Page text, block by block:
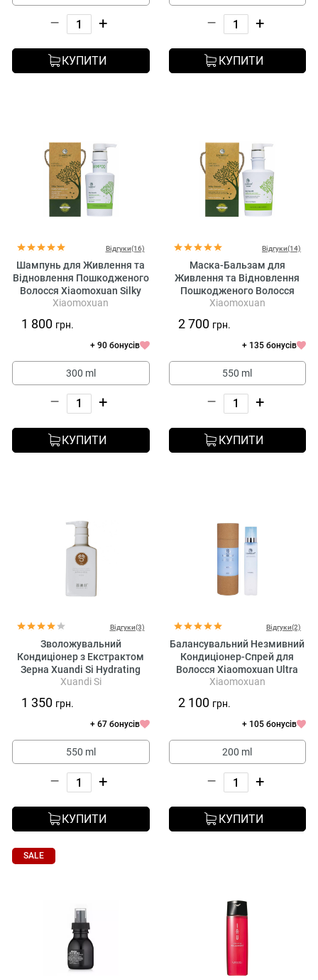
– +
КУПИТИ
– +
КУПИТИ
Відгуки(16)
Шампунь для Живлення та
Відновлення Пошкодженого
Волосся Xiaomoxuan Silky
Smooth Shampoo
Xiaomoxuan
1 800 грн.
+ 90 бонусів
300 ml
– +
КУПИТИ
Відгуки(14)
Маска-Бальзам для
Живлення та Відновлення
Пошкодженого Волосся
Xiaomoxuan Silky Smooth
Xiaomoxuan
2 700 грн.
+ 135 бонусів
550 ml
– +
КУПИТИ
Відгуки(3)
Зволожувальний
Кондиціонер з Екстрактом
Зерна Xuandi Si Hydrating
Conditioner
Xuandi Si
1 350 грн.
+ 67 бонусів
550 ml
– +
КУПИТИ
Відгуки(2)
Балансувальний Незмивний
Кондиціонер-Спрей для
Волосся Xiaomoxuan Ultra
Balancing Spray Conditioner
Xiaomoxuan
2 100 грн.
+ 105 бонусів
200 ml
– +
КУПИТИ
SALE